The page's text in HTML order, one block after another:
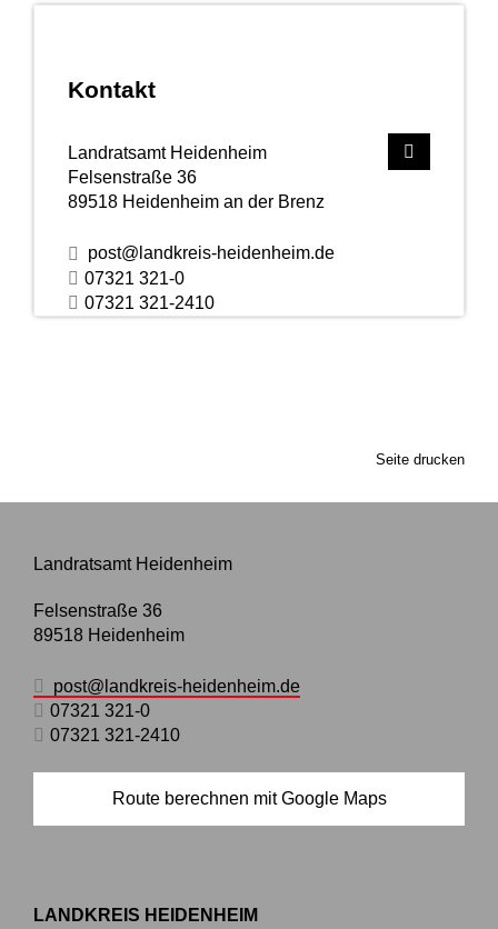
Kontakt
Landratsamt Heidenheim
Felsenstraße 36
89518 Heidenheim an der Brenz
post@landkreis-heidenheim.de
07321 321-0
07321 321-2410
Seite drucken
Landratsamt Heidenheim
Felsenstraße 36
89518 Heidenheim
post@landkreis-heidenheim.de
07321 321-0
07321 321-2410
Route berechnen mit Google Maps
LANDKREIS HEIDENHEIM